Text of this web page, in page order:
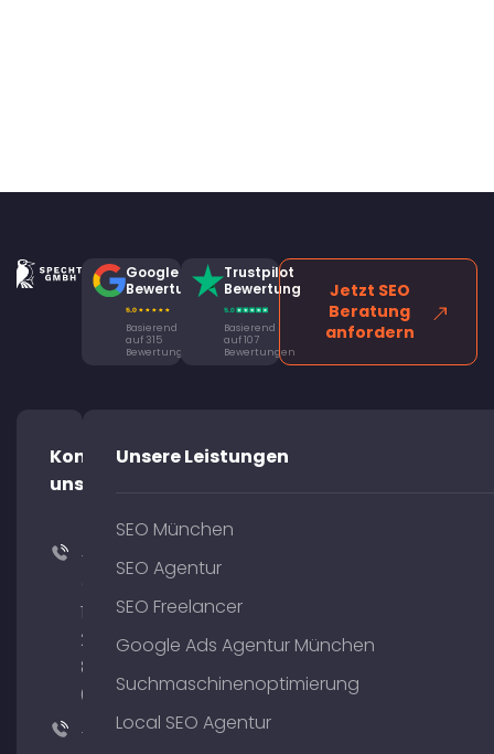
Google
Bewertung
Basierend
auf 315
Bewertungen
Trustpilot
Bewertung
Basierend
auf 107
Bewertungen
Jetzt SEO
Beratung
anfordern
Kontaktiere
uns!
+49
176
204
801
64
+49
Unsere Leistungen
SEO München
SEO Agentur
SEO Freelancer
Google Ads Agentur München
Suchmaschinenoptimierung
Local SEO Agentur